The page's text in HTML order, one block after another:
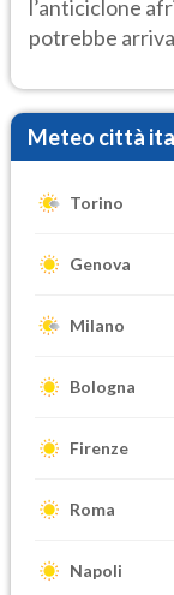
l’anticiclone
potrebbe
Meteo città
Torino
Genova
Milano
Bologna
Firenze
Roma
Napoli